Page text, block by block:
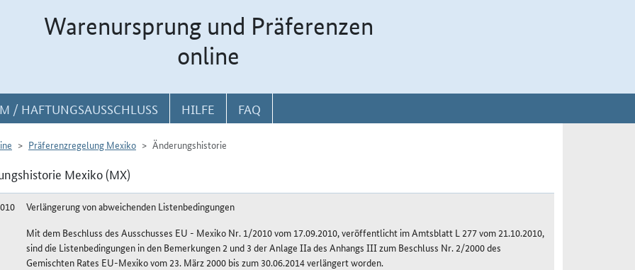
Warenursprung und Präferenzen
online
/ HAFTUNGSAUSSCHLUSS HILFE FAQ
Präferenzregelung Mexiko Änderungshistorie
Mexiko (MX)
Verlängerung von abweichenden Listenbedingungen
Mit dem Beschluss des Ausschusses EU - Mexiko Nr. 1/2010 vom 17.09.2010, veröffentlicht im Amtsblatt L 277 vom 21.10.2010,
sind die Listenbedingungen in den Bemerkungen 2 und 3 der Anlage IIa des Anhangs III zum Beschluss Nr. 2/2000 des
Gemischten Rates EU-Mexiko vom 23. März 2000 bis zum 30.06.2014 verlängert worden.